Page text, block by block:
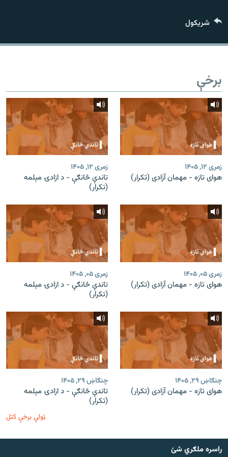
راسره ملګري شئ
د ازادې اروپا/ ازادي راډيو ټولې پاڼې
شريکول
برخې
زمری ۱۲, ۱۴۰۵
هوای تازه - مهمان آزادی (تکرار)
زمری ۱۲, ۱۴۰۵
تاندې څانګې - د ازادۍ مېلمه
(تکرار)
زمری ۰۵, ۱۴۰۵
هوای تازه - مهمان آزادی (تکرار)
زمری ۰۵, ۱۴۰۵
تاندې څانګې - د ازادۍ مېلمه
(تکرار)
چنګاښ ۲۹, ۱۴۰۵
هوای تازه - مهمان آزادی (تکرار)
چنګاښ ۲۹, ۱۴۰۵
تاندې څانګې - د ازادۍ مېلمه
(تکرار)
ټولې برخې کتل
راسره ملګري شئ